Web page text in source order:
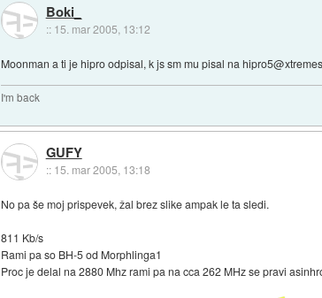
Boki_
:: 15. mar 2005, 13:12
Moonman a ti je hipro odpisal, k js sm mu pisal na
I'm back
GUFY
:: 15. mar 2005, 13:18
No pa še moj prispevek, žal brez slike ampak le ta sledi.
811 Kb/s
Rami pa so BH-5 od Morphlinga1
Proc je delal na 2880 Mhz rami pa na cca 262 MHz se pravi